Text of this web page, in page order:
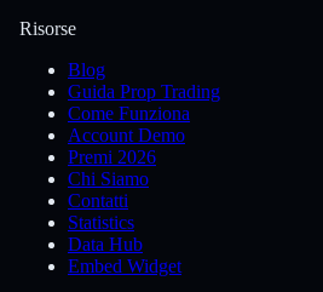
Risorse
Blog
Guida Prop Trading
Come Funziona
Account Demo
Premi 2026
Chi Siamo
Contatti
Statistics
Data Hub
Embed Widget